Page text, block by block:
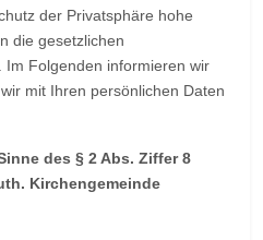
der Privatsphäre hohe
die gesetzlichen
Im Folgenden informieren wir
mit Ihren persönlichen Daten
des § 2 Abs. Ziffer 8
Kirchengemeinde